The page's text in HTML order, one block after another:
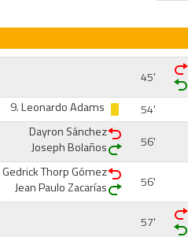
45'
9.Leonardo Adams
54'
Dayron Sánchez
Joseph Bolaños
56'
Gedrick Thorp Gómez
Jean Paulo Zacarías
56'
57'